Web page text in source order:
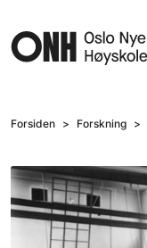
Forsiden Forskning